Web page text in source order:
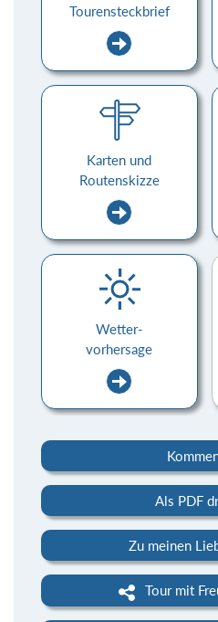
Tourensteckbrief
Karten und
Routenskizze
Wetter-
vorhersage
Als PDF
Zu meinen
Tour mit